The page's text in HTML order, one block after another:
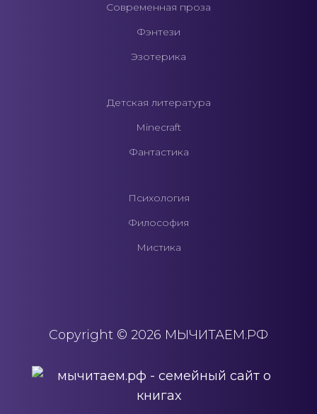
Современная проза
Фэнтези
Эзотерика
Детская литература
Minecraft
Фантастика
Психология
Философия
Мистика
Copyright © 2026 МЫЧИТАЕМ.РФ